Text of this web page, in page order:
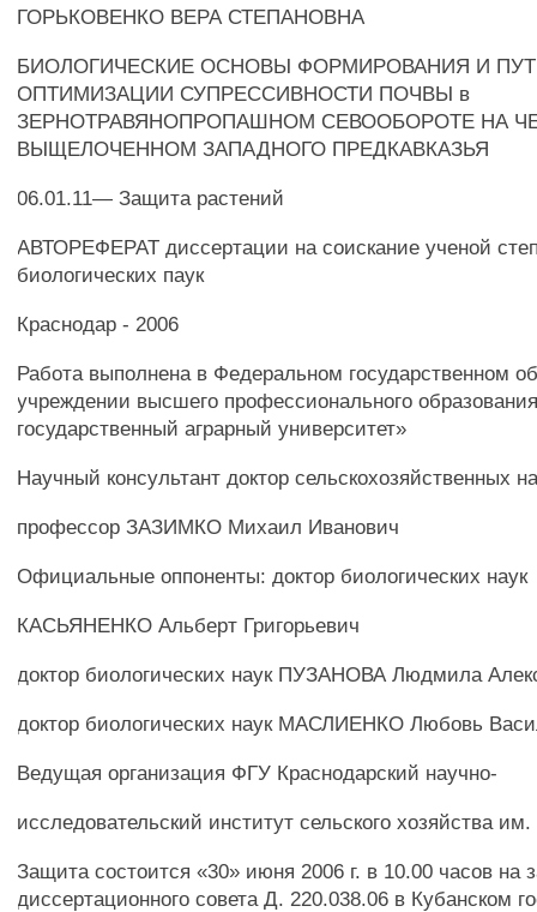
ГОРЬКОВЕНКО ВЕРА СТЕПАНОВНА
БИОЛОГИЧЕСКИЕ ОСНОВЫ ФОРМИРОВАНИЯ И
ОПТИМИЗАЦИИ СУПРЕССИВНОСТИ ПОЧВЫ в
ЗЕРНОТРАВЯНОПРОПАШНОМ СЕВООБОРОТЕ НА
ВЫЩЕЛОЧЕННОМ ЗАПАДНОГО ПРЕДКАВКАЗЬЯ
06.01.11— Защита растений
АВТОРЕФЕРАТ диссертации на соискание ученой
биологических паук
Краснодар - 2006
Работа выполнена в Федеральном государственном
учреждении высшего профессионального
государственный аграрный университет»
Научный консультант доктор сельскохозяйственных
профессор ЗАЗИМКО Михаил Иванович
Официальные оппоненты: доктор биологических наук
КАСЬЯНЕНКО Альберт Григорьевич
доктор биологических наук ПУЗАНОВА Людмила
доктор биологических наук МАСЛИЕНКО Любовь
Ведущая организация ФГУ Краснодарский научно-
исследовательский институт сельского хозяйства
Защита состоится «30» июня 2006 г. в 10.00 часов на
диссертационного совета Д. 220.038.06 в Кубанском